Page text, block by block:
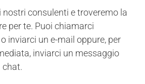
consulenti e troveremo la
per te. Puoi chiamarci
inviarci un e-mail oppure, per
inviarci un messaggio
chat.